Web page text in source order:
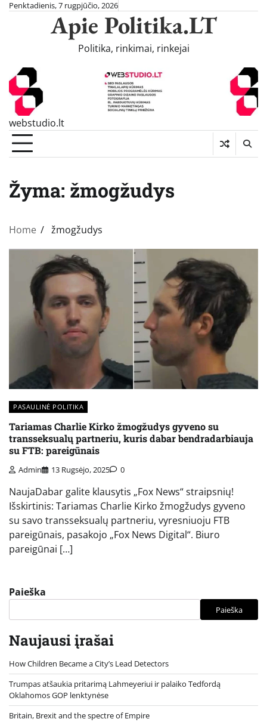
SkipPenktadienis, 7 rugpjūčio, 2026
Apie Politika.LT
Politika, rinkimai, rinkejai
webstudio.lt
Žyma: žmogžudys
Home žmogžudys
PASAULINĖ POLITIKA
Tariamas Charlie Kirko žmogžudys gyveno su
transseksualų partneriu, kuris dabar bendradarbiauja
su FTB: pareigūnais
Admin 13 Rugsėjo, 2025 0
NaujaDabar galite klausytis „Fox News“ straipsnių!
Išskirtinis: Tariamas Charlie Kirko žmogžudys gyveno
su savo transseksualų partneriu, vyresniuoju FTB
pareigūnais, pasakojo „Fox News Digital“. Biuro
pareigūnai […]
Paieška
Paieška
Naujausi įrašai
How Children Became a City’s Lead Detectors
Trumpas atšaukia pritarimą Lahmeyeriui ir palaiko Tedfordą
Oklahomos GOP lenktynėse
Britain, Brexit and the spectre of Empire